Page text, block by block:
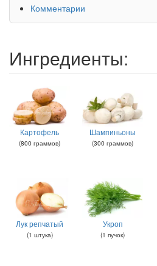
Комментарии
Ингредиенты:
Картофель
(800 граммов)
Шампиньоны
(300 граммов)
Лук репчатый
(1 штука)
Укроп
(1 пучок)